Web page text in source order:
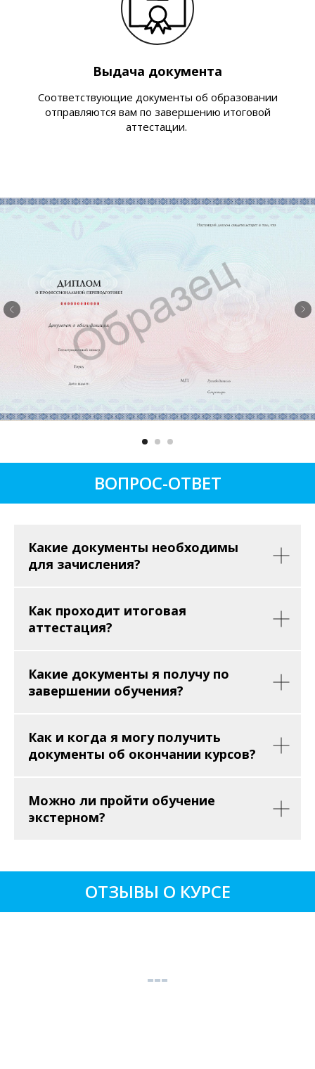
Выдача документа
Соответствующие документы об образовании
отправляются вам по завершению итоговой
аттестации.
ВОПРОС-ОТВЕТ
Какие документы необходимы
для зачисления?
Как проходит итоговая
аттестация?
Какие документы я получу по
завершении обучения?
Как и когда я могу получить
документы об окончании курсов?
Можно ли пройти обучение
экстерном?
ОТЗЫВЫ О КУРСЕ